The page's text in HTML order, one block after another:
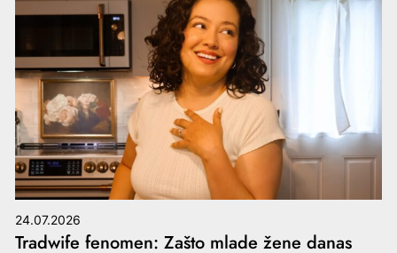
24.07.2026
Tradwife fenomen: Zašto mlade žene danas